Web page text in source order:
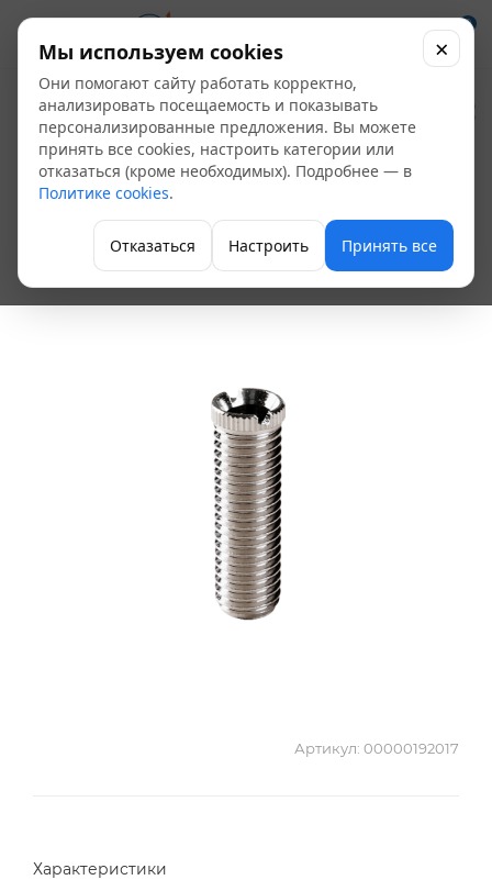
0
Ремонтный
комплект №10
(втулка 40 мм) Орио
РК-10
Слив для раковин и моек
Артикул: 00000192017
Характеристики
Мы используем cookies
Они помогают сайту работать корректно,
анализировать посещаемость и показывать
персонализированные предложения. Вы можете
принять все cookies, настроить категории или
отказаться (кроме необходимых). Подробнее — в
Политике cookies.
Отказаться Настроить Принять все
×